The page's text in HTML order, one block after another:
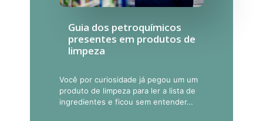
Guia dos petroquímicos
presentes em produtos de
limpeza
Você por curiosidade já pegou um um
produto de limpeza para ler a lista de
ingredientes e ficou sem entender…